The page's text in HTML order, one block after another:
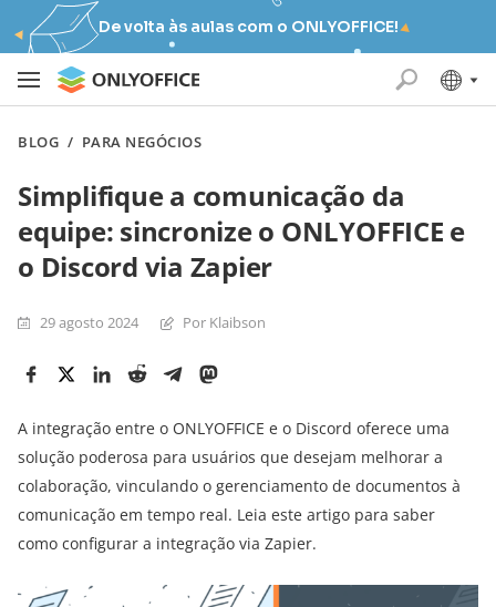
De volta às aulas com o ONLYOFFICE!
BLOG / PARA NEGÓCIOS
Simplifique a comunicação da
equipe: sincronize o ONLYOFFICE e
o Discord via Zapier
29 agosto 2024 Por Klaibson
A integração entre o ONLYOFFICE e o Discord oferece uma
solução poderosa para usuários que desejam melhorar a
colaboração, vinculando o gerenciamento de documentos à
comunicação em tempo real. Leia este artigo para saber
como configurar a integração via Zapier.